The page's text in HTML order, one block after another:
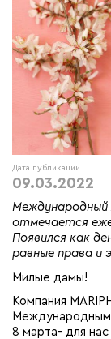
Дата публикации
09.03.2022
Международный
отмечается
Появился как
равные права и
Милые дамы!⠀
Компания
8 марта- для